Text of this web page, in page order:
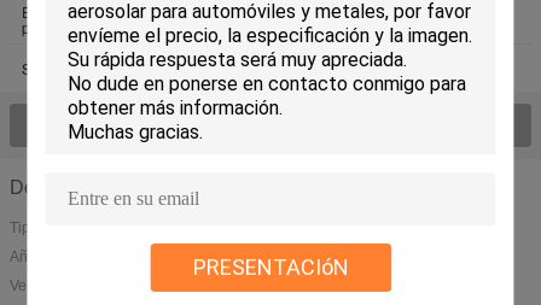
PRESENTACIóN
Espray multi del lubricante del
propósito Productos de limpieza industriales
Sellante de la espuma de la PU
Vea todo el > de los productos;
Detalles de la empresa
Tipo de negocio:
Año de fundación:
1997
Ventas Anuales: